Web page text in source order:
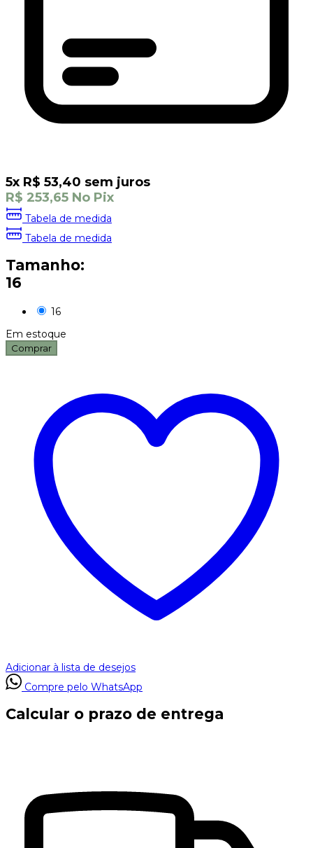
5x R$ 53,40 sem juros
R$ 253,65 No Pix
Tabela de medida
Tabela de medida
Tamanho:
16
16
Em estoque
Comprar
Adicionar à lista de desejos
Compre pelo WhatsApp
Calcular o prazo de entrega